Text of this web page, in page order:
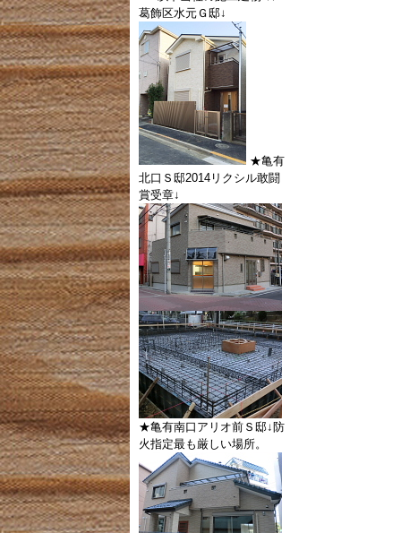
葛飾区水元Ｇ邸↓
★亀有
北口Ｓ邸2014リクシル敢闘
賞受章↓
★亀有南口アリオ前Ｓ邸↓防
火指定最も厳しい場所。